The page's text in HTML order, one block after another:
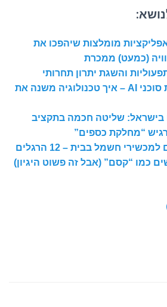
מומלצות שיהפכו את
(כמעט) ממכרת
והשגת יתרון תחרותי
משמעותי בעזרת סוכני AI – איך טכנולוגיה משנה את
בישראל: שליטה חכמה בתקציב
“מחלקת כספים”
איך להאריך חיים למכשירי חשמל בבית – 12 הרגלים
כמו “קסם” (אבל זה פשוט היגיון)